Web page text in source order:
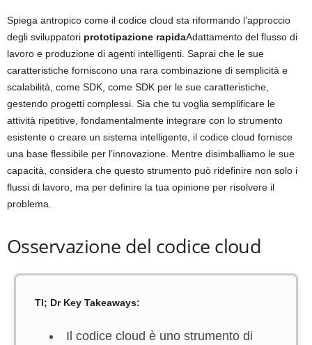
Spiega antropico come il codice cloud sta riformando l’approccio
degli sviluppatori prototipazione rapidaAdattamento del flusso di
lavoro e produzione di agenti intelligenti. Saprai che le sue
caratteristiche forniscono una rara combinazione di semplicità e
scalabilità, come SDK, come SDK per le sue caratteristiche,
gestendo progetti complessi. Sia che tu voglia semplificare le
attività ripetitive, fondamentalmente integrare con lo strumento
esistente o creare un sistema intelligente, il codice cloud fornisce
una base flessibile per l’innovazione. Mentre disimballiamo le sue
capacità, considera che questo strumento può ridefinire non solo i
flussi di lavoro, ma per definire la tua opinione per risolvere il
problema.
Osservazione del codice cloud
Tl; Dr Key Takeaways:
Il codice cloud è uno strumento di